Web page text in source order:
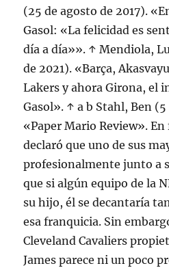
(25 de agosto de 2017).
Gasol: «La felicidad es
día a día»». ↑ Mendiola,
de 2021). «Barça,
Lakers y ahora Girona, el
Gasol». ↑ a b Stahl, Ben
«Paper Mario Review».
declaró que uno de sus
profesionalmente junto a
que si algún equipo de la
su hijo, él se decantaría
esa franquicia. Sin
Cleveland Cavaliers
James parece ni un poco